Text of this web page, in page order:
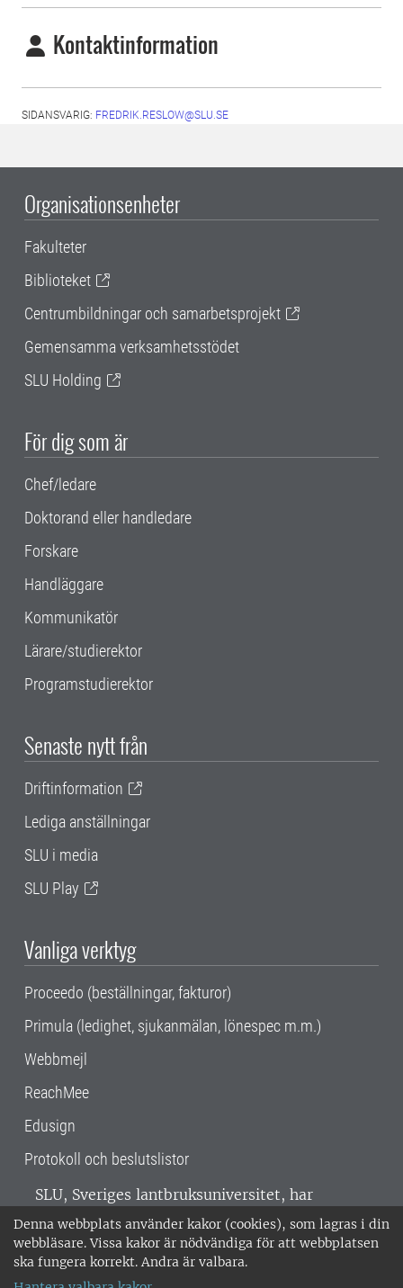
Denna webbplats använder kakor (cookies), som lagras i din
webbläsare. Vissa kakor är nödvändiga för att webbplatsen
ska fungera korrekt. Andra är valbara.
Kontaktinformation
SIDANSVARIG: FREDRIK.RESLOW@SLU.SE
Organisationsenheter
Fakulteter
Biblioteket
Centrumbildningar och samarbetsprojekt
Gemensamma verksamhetsstödet
SLU Holding
För dig som är
Chef/ledare
Doktorand eller handledare
Forskare
Handläggare
Kommunikatör
Lärare/studierektor
Programstudierektor
Senaste nytt från
Driftinformation
Lediga anställningar
SLU i media
SLU Play
Vanliga verktyg
Proceedo (beställningar, fakturor)
Primula (ledighet, sjukanmälan, lönespec m.m.)
Webbmejl
ReachMee
Edusign
Protokoll och beslutslistor
SLU, Sveriges lantbruksuniversitet, har
verksamhet över hela Sverige. Huvudorter är
Alnarp, Uppsala och Umeå.SLU är
miljöcertifierat enligt ISO 14001. •
018-67 10 00 • Org nr: 202100-2817 •